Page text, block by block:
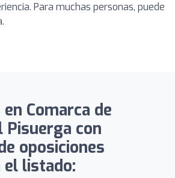
Para muchas personas, puede
Comarca de
Pisuerga con
oposiciones
el listado: